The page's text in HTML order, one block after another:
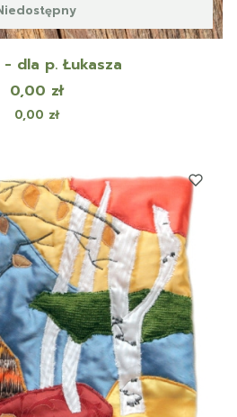
- dla p. Łukasza
Cena
0,00 zł
Cena
0,00 zł